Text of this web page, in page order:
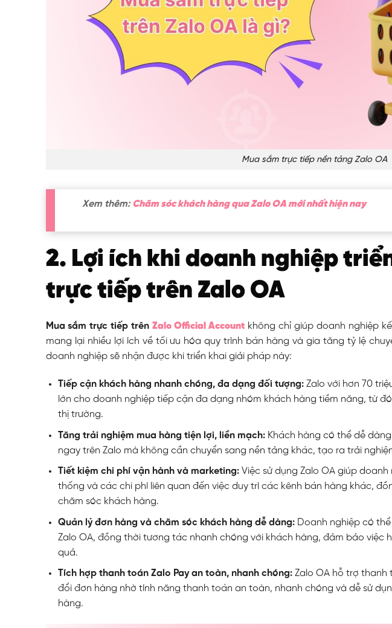
Mua sắm trực tiếp nền tảng Zalo OA
Xem thêm: Chăm sóc khách hàng qua Zalo OA mới nhất hiện nay
2. Lợi ích khi doanh nghiệp
trực tiếp trên Zalo OA
Mua sắm trực tiếp trênZalo Official Account không chỉ giúp doanh nghiệp
mang lại nhiều lợi ích về tối ưu hóa quy trình bán hàng và gia tăng tỷ lệ
doanh nghiệp sẽ nhận được khi triển khai giải pháp này:
Tiếp cận khách hàng nhanh chóng, đa dạng đối tượng:Zalo với hơn 70
lớn cho doanh nghiệp tiếp cận đa dạng nhóm khách hàng tiềm năng, từ
thị trường.
Tăng trải nghiệm mua hàng tiện lợi, liền mạch: Khách hàng có thể dễ
ngay trên Zalo mà không cần chuyển sang nền tảng khác, tạo ra trải
Tiết kiệm chi phí vận hành và marketing:Việc sử dụng Zalo OA giúp
thống và các chi phí liên quan đến việc duy trì các kênh bán hàng khác,
chăm sóc khách hàng.
Quản lý đơn hàng và chăm sóc khách hàng dễ dàng: Doanh nghiệp có
Zalo OA, đồng thời tương tác nhanh chóng với khách hàng, đảm bảo việc
quả.
Tích hợp thanh toán Zalo Pay an toàn, nhanh chóng:Zalo OA hỗ trợ thanh
đổi đơn hàng nhờ tính năng thanh toán an toàn, nhanh chóng và dễ sử
hàng.